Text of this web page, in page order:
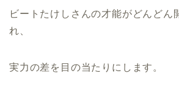
ビートたけしさんの才能がどんどん
れ、
実力の差を目の当たりにします。